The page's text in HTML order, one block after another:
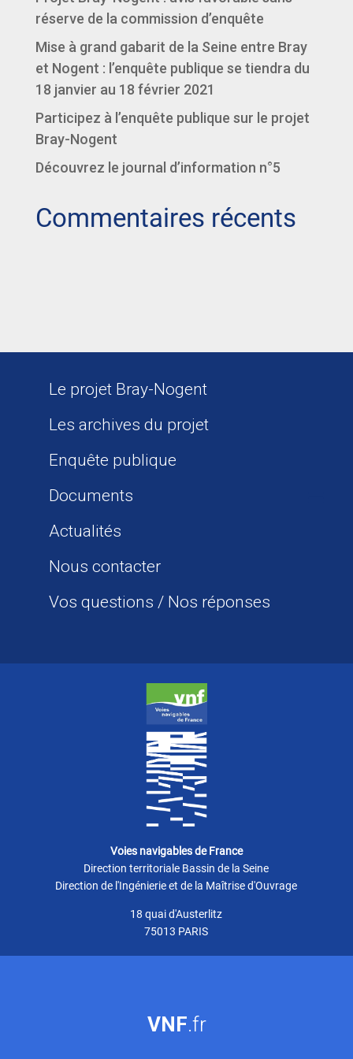
réserve de la commission d’enquête
Mise à grand gabarit de la Seine entre Bray
et Nogent : l’enquête publique se tiendra du
18 janvier au 18 février 2021
Participez à l’enquête publique sur le projet
Bray-Nogent
Découvrez le journal d’information n°5
Commentaires récents
Le projet Bray-Nogent
Les archives du projet
Enquête publique
Documents
Actualités
Nous contacter
Vos questions / Nos réponses
Voies navigables de France
Direction territoriale Bassin de la Seine
Direction de l'Ingénierie et de la Maîtrise d'Ouvrage
18 quai d'Austerlitz
75013 PARIS
VNF.fr